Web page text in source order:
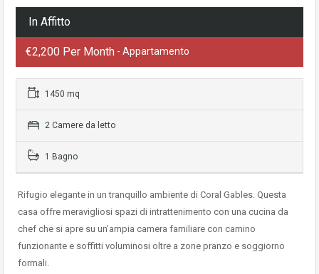
In Affitto
€2,200 Per Month - Appartamento
1450 mq
2 Camere da letto
1 Bagno
Rifugio elegante in un tranquillo ambiente di Coral Gables. Questa
casa offre meravigliosi spazi di intrattenimento con una cucina da
chef che si apre su un’ampia camera familiare con camino
funzionante e soffitti voluminosi oltre a zone pranzo e soggiorno
formali.